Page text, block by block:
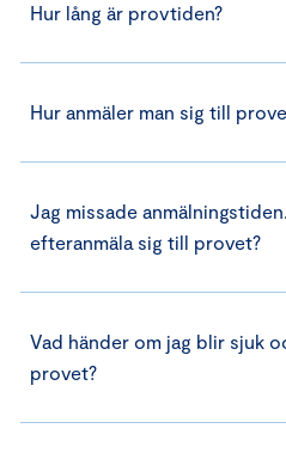
Hur lång är provtiden?
Hur anmäler man sig till
Jag missade
efteranmäla sig till provet?
Vad händer om jag blir sjuk
provet?